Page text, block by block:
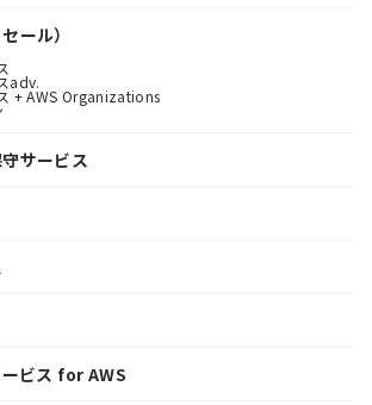
ール）
adv.
+ AWS Organizations
サービス
ビス for AWS